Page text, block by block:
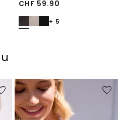
CHF 59.90
+ 5